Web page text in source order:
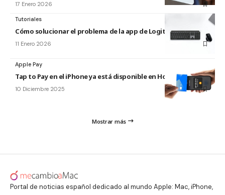
17 Enero 2026
Tutoriales
Cómo solucionar el problema de la app de Logitech para Mac
11 Enero 2026
Apple Pay
Tap to Pay en el iPhone ya está disponible en Hong Kong
10 Diciembre 2025
Mostrar más
Portal de noticias español dedicado al mundo Apple: Mac, iPhone,